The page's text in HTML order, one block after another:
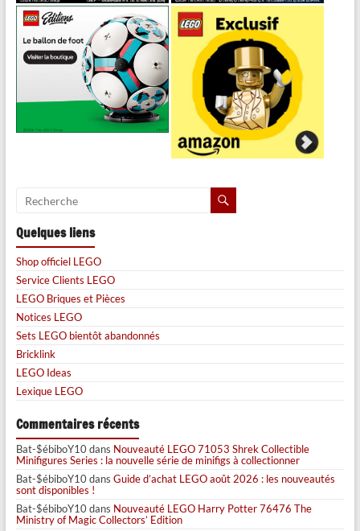
Quelques liens
Shop officiel LEGO
Service Clients LEGO
LEGO Briques et Pièces
Notices LEGO
Sets LEGO bientôt abandonnés
Bricklink
LEGO Ideas
Lexique LEGO
Commentaires récents
Bat-$ébiboY10dans Nouveauté LEGO 71053 Shrek Collectible
Minifigures Series : la nouvelle série de minifigs à collectionner
Bat-$ébiboY10dans Guide d’achat LEGO août 2026 : les nouveautés
sont disponibles !
Bat-$ébiboY10dans Nouveauté LEGO Harry Potter 76476 The
Ministry of Magic Collectors’ Edition